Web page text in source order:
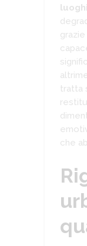
luoghi
grazie
tratta
che